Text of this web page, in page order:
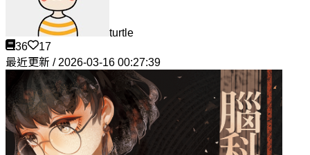
turtle
36
17
最近更新 / 2026-03-16 00:27:39